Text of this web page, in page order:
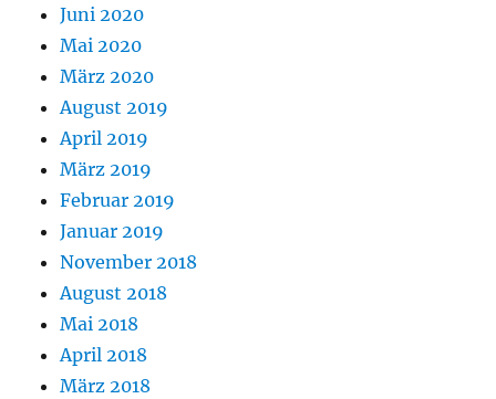
Juni 2020
Mai 2020
März 2020
August 2019
April 2019
März 2019
Februar 2019
Januar 2019
November 2018
August 2018
Mai 2018
April 2018
März 2018